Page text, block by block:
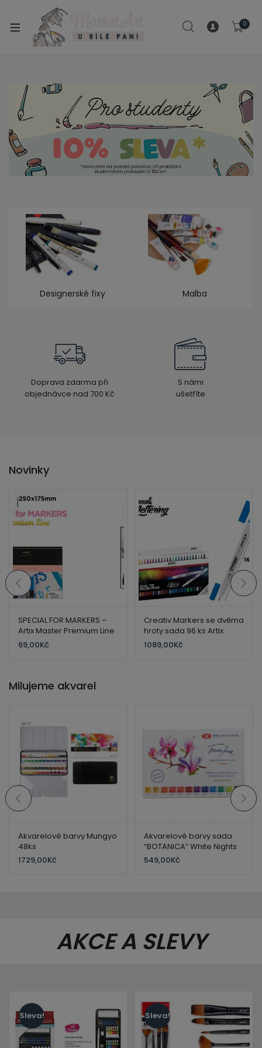
0
Designerské fixy Malba
Doprava zdarma při
objednávce nad 700 Kč
S námi
ušetříte
Novinky
SPECIAL FOR MARKERS –
Artix Master Premium Line
A5 – 30 listů-190gr.
69,00Kč
Creativ Markers se dvěma
hroty sada 96 ks Artix
1089,00Kč
Milujeme akvarel
Akvarelové barvy Mungyo
48ks
1729,00Kč
Akvarelové barvy sada
“BOTANICA” White Nights
Nevskaya Palitra
St.Petersburk 12 x 2,5ml. v
549,00Kč
AKCE A SLEVY
Sleva! Sleva!